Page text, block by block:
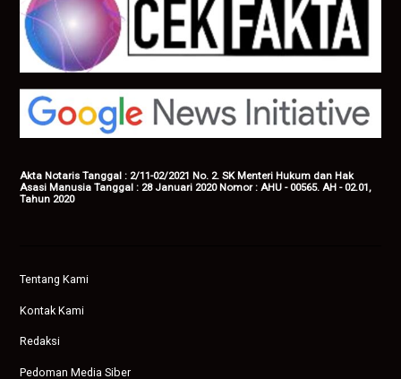
Akta Notaris Tanggal : 2/11-02/2021 No. 2. SK Menteri Hukum dan Hak
Asasi Manusia Tanggal : 28 Januari 2020 Nomor : AHU - 00565. AH - 02.01,
Tahun 2020
Tentang Kami
Kontak Kami
Redaksi
Pedoman Media Siber